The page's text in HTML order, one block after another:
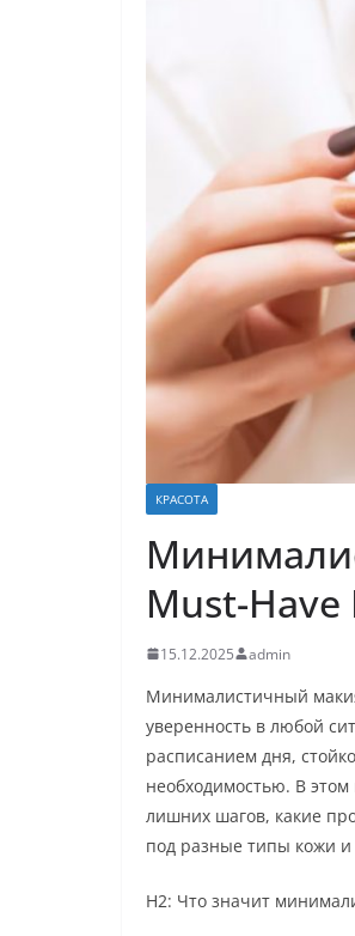
КРАСОТА
Must-Have
15.12.2025 admin
Минималистичный
уверенность в любой
расписанием дня,
необходимостью. В
лишних шагов, какие
под разные типы кожи и
H2: Что значит